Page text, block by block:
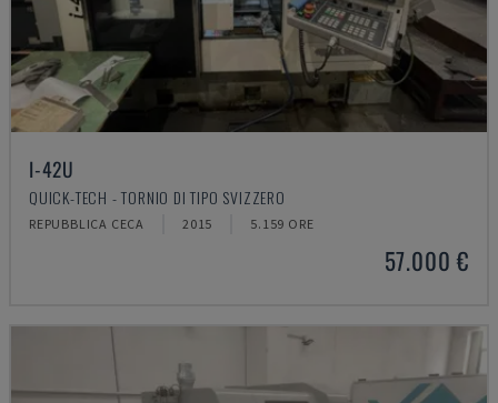
I-42U
QUICK-TECH - TORNIO DI TIPO SVIZZERO
REPUBBLICA CECA 2015 5.159 ORE
57.000 €